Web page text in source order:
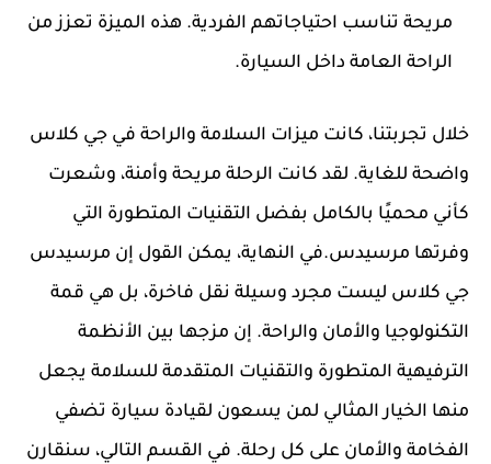
مريحة تناسب احتياجاتهم الفردية. هذه الميزة تعزز من
الراحة العامة داخل السيارة.
خلال تجربتنا، كانت ميزات السلامة والراحة في جي كلاس
واضحة للغاية. لقد كانت الرحلة مريحة وأمنة، وشعرت
كأني محميًا بالكامل بفضل التقنيات المتطورة التي
وفرتها مرسيدس.في النهاية، يمكن القول إن مرسيدس
جي كلاس ليست مجرد وسيلة نقل فاخرة، بل هي قمة
التكنولوجيا والأمان والراحة. إن مزجها بين الأنظمة
الترفيهية المتطورة والتقنيات المتقدمة للسلامة يجعل
منها الخيار المثالي لمن يسعون لقيادة سيارة تضفي
الفخامة والأمان على كل رحلة. في القسم التالي، سنقارن